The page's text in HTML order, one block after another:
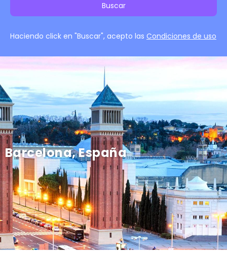
Barcelona, España
Buscar
Haciendo click en "Buscar", acepto las Condiciones de uso